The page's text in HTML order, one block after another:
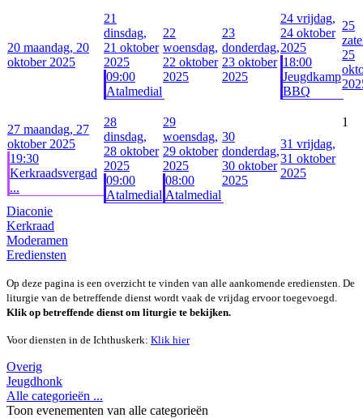
20 maandag, 20
oktober 2025
21
dinsdag,
21 oktober
2025
09:00
Atalmedial
22
woensdag,
22 oktober
2025
23
donderdag,
23 oktober
2025
24 vrijdag,
24 oktober
2025
18:00
Jeugdkamp
BBQ
25
25
27 maandag, 27
oktober 2025
19:30
Kerkraadsvergad
...
28
dinsdag,
28 oktober
2025
09:00
Atalmedial
29
woensdag,
29 oktober
2025
08:00
Atalmedial
30
donderdag,
30 oktober
2025
31 vrijdag,
31 oktober
2025
1
Diaconie
Kerkraad
Moderamen
Erediensten
Op deze pagina is een overzicht te vinden van alle aankomende erediensten. De
liturgie van de betreffende dienst wordt vaak de vrijdag ervoor toegevoegd.
Klik op betreffende dienst om liturgie te bekijken.
Voor diensten in de Ichthuskerk: Klik hier
Overig
Jeugdhonk
Alle categorieën ...
Toon evenementen van alle categorieën